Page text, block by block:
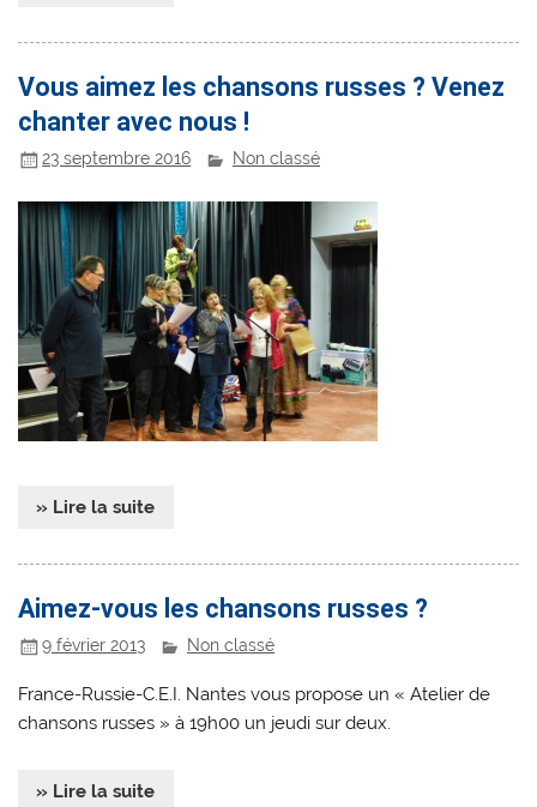
Vous aimez les chansons russes ? Venez
chanter avec nous !
23 septembre 2016 Non classé
» Lire la suite
Aimez-vous les chansons russes ?
9 février 2013 Non classé
France-Russie-C.E.I. Nantes vous propose un « Atelier de
chansons russes » à 19h00 un jeudi sur deux.
» Lire la suite